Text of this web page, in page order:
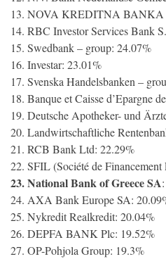
13. NOVA KREDITNA
14. RBC Investor Services Bank
15. Swedbank – group: 24.07%
16. Investar: 23.01%
17. Svenska Handelsbanken –
18. Banque et Caisse d’Epargne
19. Deutsche Apotheker- und
20. Landwirtschaftliche
21. RCB Bank Ltd: 22.29%
22. SFIL (Société de
23. National Bank of Greece SA
24. AXA Bank Europe SA:
25. Nykredit Realkredit: 20.04%
26. DEPFA BANK Plc: 19.52%
27. OP-Pohjola Group: 19.3%